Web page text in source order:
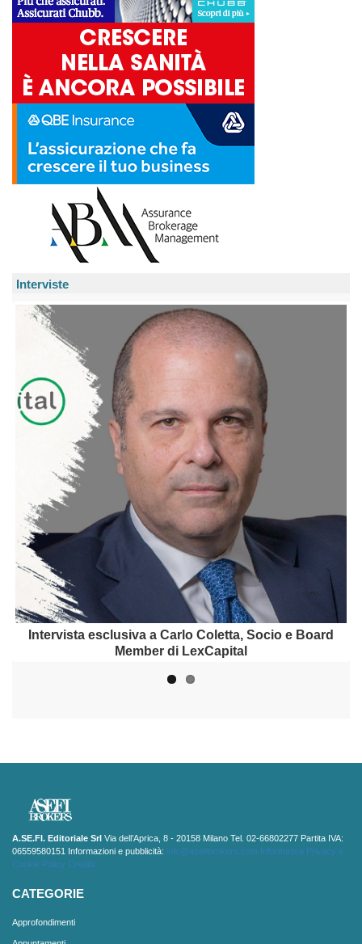
Interviste
Intervista esclusiva a Carlo Coletta, Socio e Board
Member di LexCapital
Intervista a Daniele Dolci, Partner di SABSEG Broker
A.SE.FI. Editoriale Srl Via dell’Aprica, 8 - 20158 Milano Tel. 02-66802277 Partita IVA:
06559580151 Informazioni e pubblicità: info@asefibrokers.com
Informativa Privacy e
Cookie Policy Credits
CATEGORIE
Approfondimenti